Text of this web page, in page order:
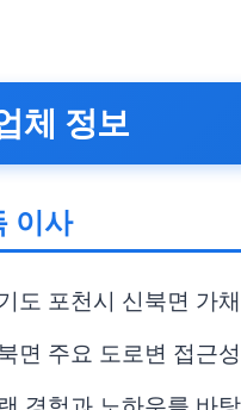
체 정보
이사
도 포천시 신북면 가
면 주요 도로변 접근